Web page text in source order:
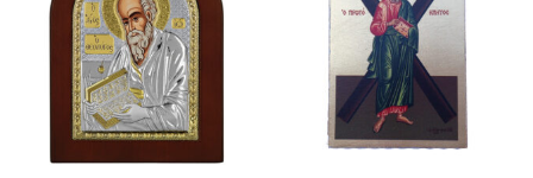
στην λίστα
επιθυμιών